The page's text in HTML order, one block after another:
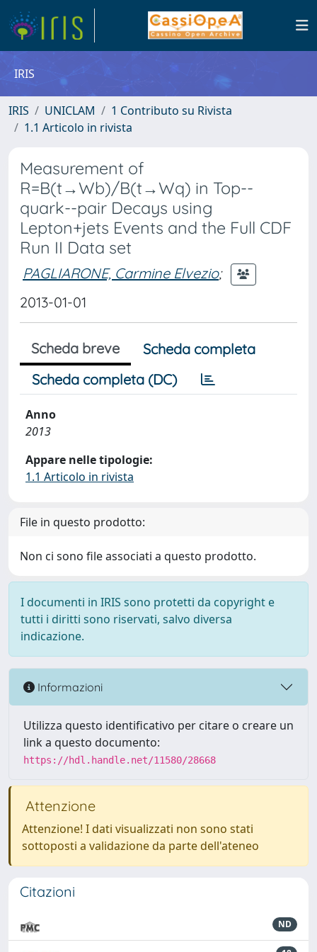
IRIS
IRIS UNICLAM
1 Contributo su Rivista
1.1 Articolo in rivista
Measurement of
R=B(t→Wb)/B(t→Wq) in Top--
quark--pair Decays using
Lepton+jets Events and the Full CDF
Run II Data set
PAGLIARONE, Carmine Elvezio;
2013-01-01
Scheda breve
Scheda completa
Scheda completa (DC)
Anno
2013
Appare nelle tipologie:
1.1 Articolo in rivista
File in questo prodotto:
Non ci sono file associati a questo prodotto.
I documenti in IRIS sono protetti da copyright e
tutti i diritti sono riservati, salvo diversa
indicazione.
Informazioni
Utilizza questo identificativo per citare o creare un
link a questo documento:
https://hdl.handle.net/11580/28668
Attenzione
Attenzione! I dati visualizzati non sono stati
sottoposti a validazione da parte dell'ateneo
Citazioni
ND